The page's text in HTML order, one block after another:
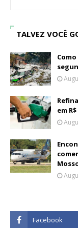
TALVEZ VOCÊ
em